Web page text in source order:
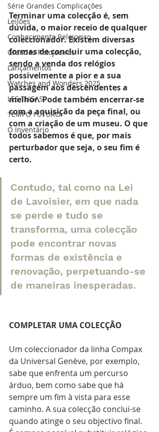
Série Grandes Complicações
Leilões
Conhecimento Relojoeiro
Grandes Relojoeiros
Lançamentos
Watches and Wonders 2025
LES TUGAS
TEMPO FUTURO
O Inventário
Terminar uma colecção é, sem
dúvida, o maior receio de qualquer
coleccionador. Existem diversas
formas de concluir uma colecção,
sendo a venda dos relógios
possivelmente a pior e a sua
passagem aos descendentes a
melhor. Pode também encerrar-se
com a aquisição da peça final, ou
com a criação de um museu. O que
todos sabemos é que, por mais
perturbador que seja, o seu fim é
certo.
Contudo, tal como na Lei
de Lavoisier, em que nada
se perde e tudo se
transforma, uma colecção
pode encontrar novas
formas de existência e
renovação, perpetuando-se
de maneiras inesperadas.
COMPLETAR UMA COLECÇÃO
Um coleccionador da linha Compax
da Universal Genève, por exemplo,
sabe que enfrenta um percurso
árduo, bem como sabe que há
sempre um fim à vista para esse
caminho. A sua colecção conclui-se
quando atinge o seu objectivo final.